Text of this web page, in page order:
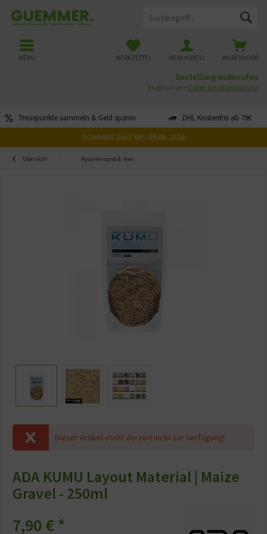
Treuepunkte sammeln & Geld sparen DHL Kostenfrei ab 79€
WARENKORB
MERKZETTEL MEIN KONTO
MENÜ
Bestellung widerrufen
Es gilt unsere Datenschutzerklärung
SOMMER SALE BIS 09.08.2026
Übersicht Aquariensand & -kies
Dieser Artikel steht derzeit nicht zur Verfügung!
ADA KUMU Layout Material | Maize
Gravel - 250ml
7,90 € *